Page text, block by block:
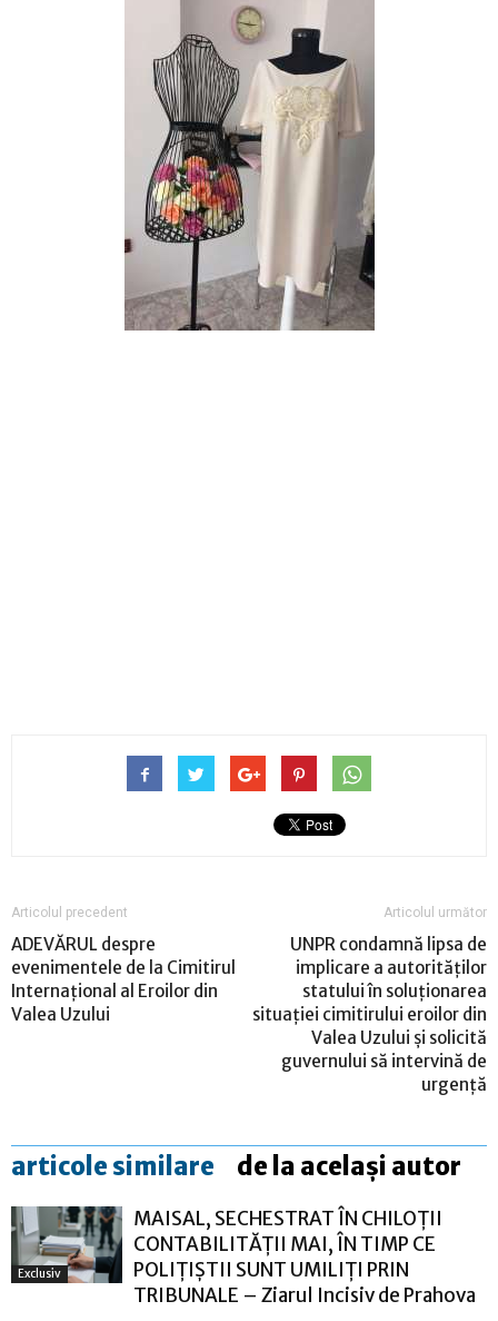
Articolul precedent
ADEVĂRUL despre
evenimentele de la Cimitirul
Internațional al Eroilor din
Valea Uzului
Articolul următor
UNPR condamnă lipsa de
implicare a autorităților
statului în soluționarea
situației cimitirului eroilor din
Valea Uzului și solicită
guvernului să intervină de
urgență
articole similare de la același autor
Exclusiv
MAISAL, SECHESTRAT ÎN CHILOȚII
CONTABILITĂȚII MAI, ÎN TIMP CE
POLIȚIȘTII SUNT UMILIȚI PRIN
TRIBUNALE – Ziarul Incisiv de Prahova